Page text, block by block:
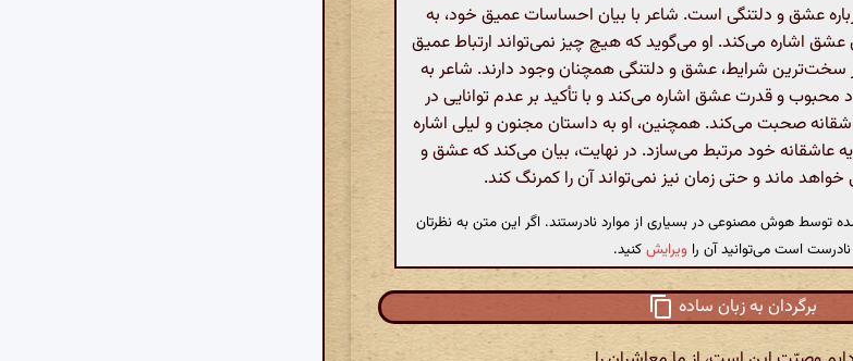
عشق و دلتنگی است. شاعر با بیان احساسات عمیق خود، به
اشاره می‌کند. او می‌گوید که هیچ چیز نمی‌تواند ارتباط عمیق
سخت‌ترین شرایط، عشق و دلتنگی همچنان وجود دارند. شاعر به
و قدرت عشق اشاره می‌کند و با تأکید بر عدم توانایی در
صحبت می‌کند. همچنین، او به داستان مجنون و لیلی اشاره
عاشقانه خود مرتبط می‌سازد. در نهایت، بیان می‌کند که عشق و
ماند و حتی زمان نیز نمی‌تواند آن را کمرنگ کند.
توسط هوش مصنوعی در بسیاری از موارد نادرستند. اگر این متن به نظرتان
نادرست است می‌توانید آن را ویرایشکنید.
برگردان به زبان ساده